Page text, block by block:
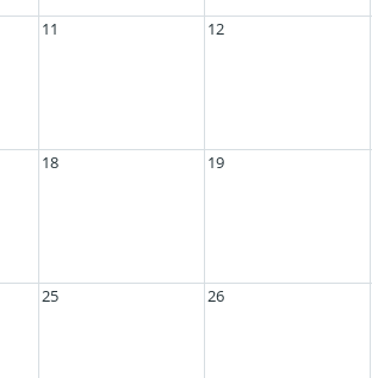
11 12
18 19
25 26